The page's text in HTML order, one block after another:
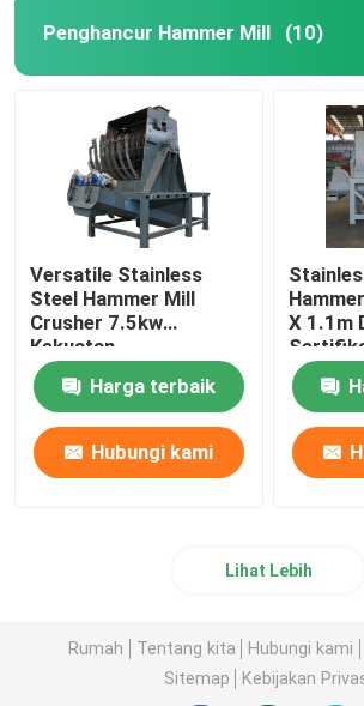
Penghancur Hammer Mill (10)
Versatile Stainless
Steel Hammer Mill
Crusher 7.5kw
Kekuatan
Harga terbaik
Hubungi kami
X 1.1m
Lihat Lebih
Rumah Tentang kita Hubungi kami
Sitemap
Kebijakan